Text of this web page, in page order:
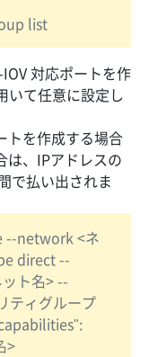
list
対応ポートを作
いて任意に設定し
トを作成する場合
は、IPアドレスの
で払い出されま
--network <ネ
direct --
ト名> --
ティグループ
>